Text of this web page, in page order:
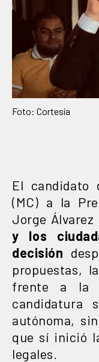
Foto: Cortesía
El candidato
(MC) a la
Jorge Álvarez
y los
decisión
propuestas,
frente a la
candidatura
autónoma,
que sí inició
legales.